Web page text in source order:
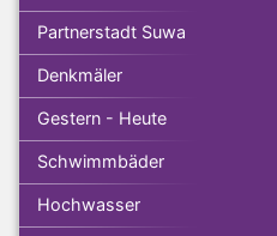
Partnerstadt Suwa
Denkmäler
Gestern - Heute
Schwimmbäder
Hochwasser